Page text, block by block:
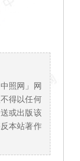
照网」网
得以任何
或出版该
本站著作